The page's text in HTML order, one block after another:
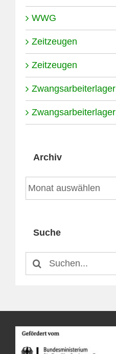
WWG
Zeitzeugen
Zeitzeugen
Zwangsarbeiterlager
Zwangsarbeiterlager
Archiv
Suche
Suche
nach: